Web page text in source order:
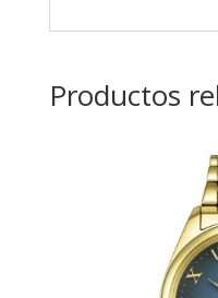
Productos